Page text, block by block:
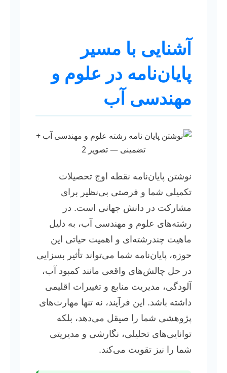
آشنایی با مسیر
پایان‌نامه در علوم و
مهندسی آب
نوشتن پایان‌نامه نقطه اوج تحصیلات
تکمیلی شما و فرصتی بی‌نظیر برای
مشارکت در دانش جهانی است. در
رشته‌های علوم و مهندسی آب، به دلیل
ماهیت چندرشته‌ای و اهمیت حیاتی این
حوزه، پایان‌نامه شما می‌تواند تأثیر بسزایی
در حل چالش‌های واقعی مانند کمبود آب،
آلودگی، مدیریت منابع و تغییرات اقلیمی
داشته باشد. این فرآیند، نه تنها مهارت‌های
پژوهشی شما را صیقل می‌دهد، بلکه
توانایی‌های تحلیلی، نگارشی و مدیریتی
شما را نیز تقویت می‌کند.